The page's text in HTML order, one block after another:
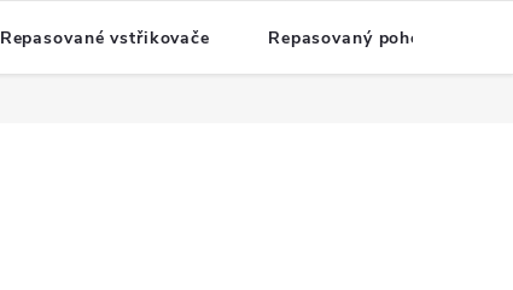
Repasované vstřikovače Repasovaný pohon TDM